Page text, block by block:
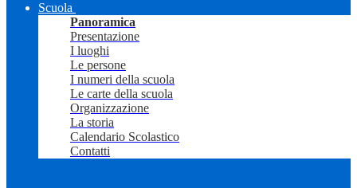
Scuola
Panoramica
Presentazione
I luoghi
Le persone
I numeri della scuola
Le carte della scuola
Organizzazione
La storia
Calendario Scolastico
Contatti